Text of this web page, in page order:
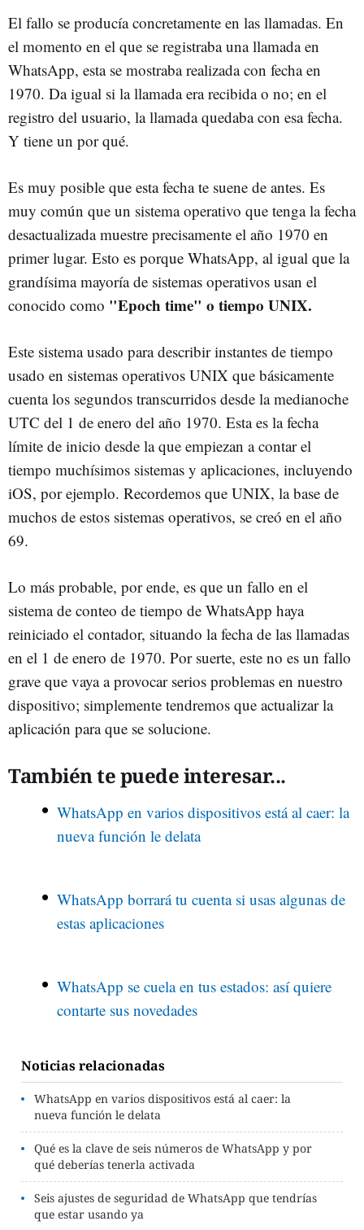
El fallo se producía concretamente en las llamadas. En
el momento en el que se registraba una llamada en
WhatsApp, esta se mostraba realizada con fecha en
1970. Da igual si la llamada era recibida o no; en el
registro del usuario, la llamada quedaba con esa fecha.
Y tiene un por qué.
Es muy posible que esta fecha te suene de antes. Es
muy común que un sistema operativo que tenga la fecha
desactualizada muestre precisamente el año 1970 en
primer lugar. Esto es porque WhatsApp, al igual que la
grandísima mayoría de sistemas operativos usan el
conocido como "Epoch time" o tiempo UNIX.
Este sistema usado para describir instantes de tiempo
usado en sistemas operativos UNIX que básicamente
cuenta los segundos transcurridos desde la medianoche
UTC del 1 de enero del año 1970. Esta es la fecha
límite de inicio desde la que empiezan a contar el
tiempo muchísimos sistemas y aplicaciones, incluyendo
iOS, por ejemplo. Recordemos que UNIX, la base de
muchos de estos sistemas operativos, se creó en el año
69.
Lo más probable, por ende, es que un fallo en el
sistema de conteo de tiempo de WhatsApp haya
reiniciado el contador, situando la fecha de las llamadas
en el 1 de enero de 1970. Por suerte, este no es un fallo
grave que vaya a provocar serios problemas en nuestro
dispositivo; simplemente tendremos que actualizar la
aplicación para que se solucione.
También te puede interesar...
WhatsApp en varios dispositivos está al caer: la
nueva función le delata
WhatsApp borrará tu cuenta si usas algunas de
estas aplicaciones
WhatsApp se cuela en tus estados: así quiere
contarte sus novedades
Noticias relacionadas
WhatsApp en varios dispositivos está al caer: la
nueva función le delata
Qué es la clave de seis números de WhatsApp y por
qué deberías tenerla activada
Seis ajustes de seguridad de WhatsApp que tendrías
que estar usando ya